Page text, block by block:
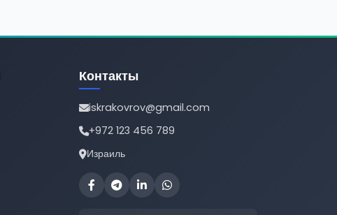
Контакты
iskrakovrov@gmail.com
+972 123 456 789
Израиль